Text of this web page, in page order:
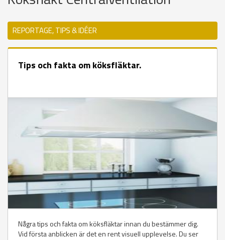
REPORTAGE, TIPS & IDÉER
Tips och fakta om köksfläktar.
Några tips och fakta om köksfläktar innan du bestämmer dig.
Vid första anblicken är det en rent visuell upplevelse. Du ser